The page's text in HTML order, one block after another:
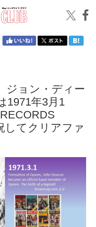
ジョン・ディー
1971年3月1
してクリアファ